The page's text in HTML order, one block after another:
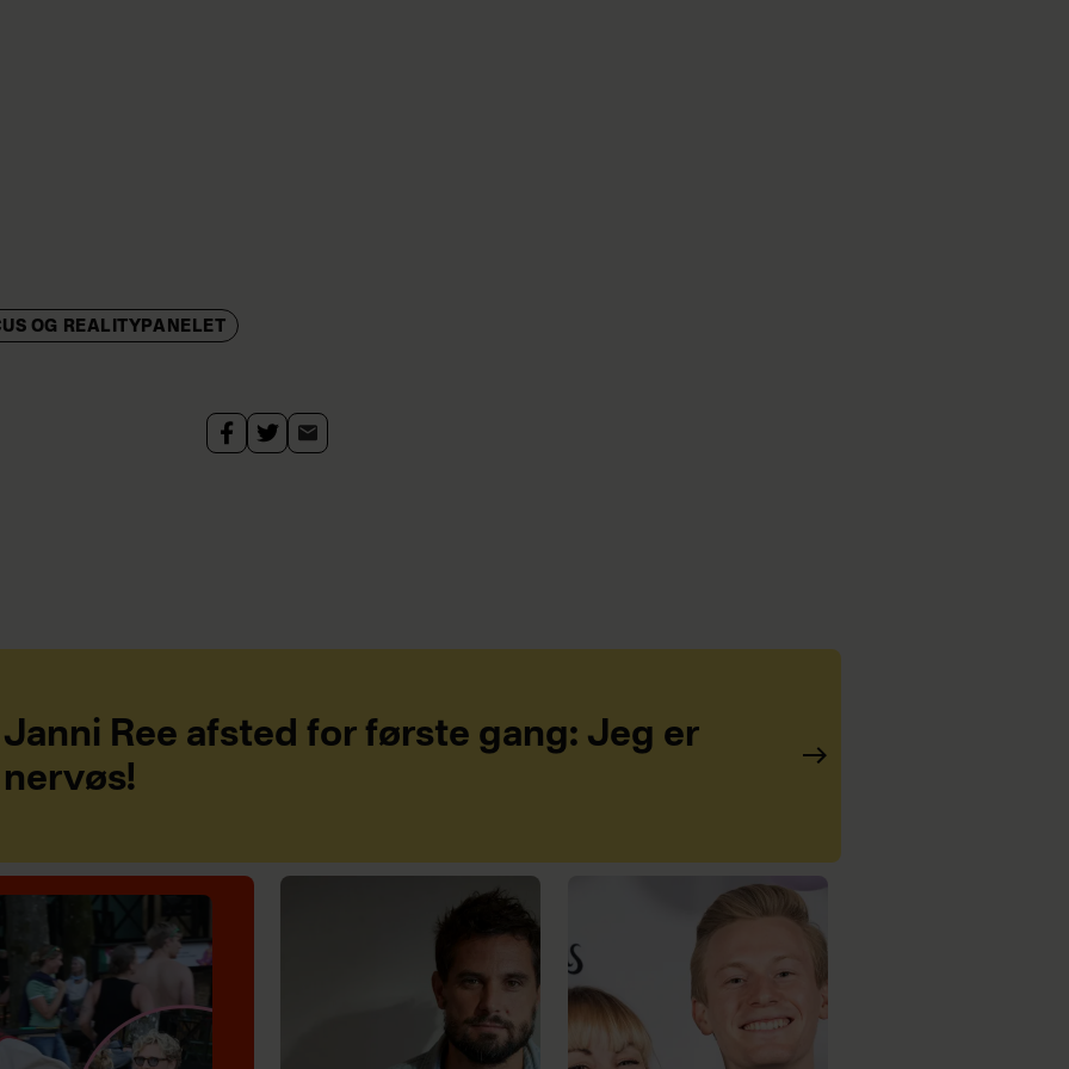
OG REALITYPANELET
Janni Ree afsted for første gang: Jeg er
nervøs!